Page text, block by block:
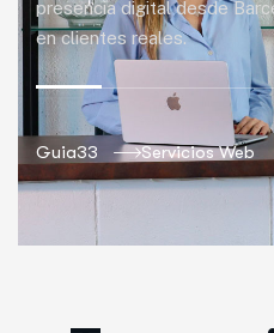
presencia digital desde
en clientes reales.
Guia33 Servicios Web